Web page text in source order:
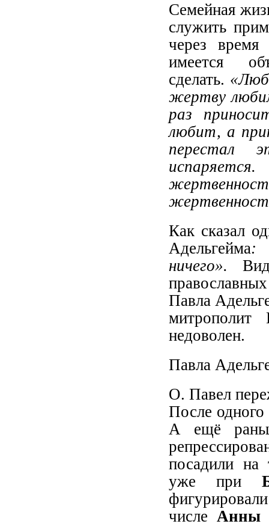
Семейная
служить
через
имеется
сделать.
жертву
раз
любит, а
перестал
Как сказал
Адельгейма:
ничего».
Павла
недоволен.
Павла
О. Павел
После одного
А ещё
посадили на
уже при
числе Анны